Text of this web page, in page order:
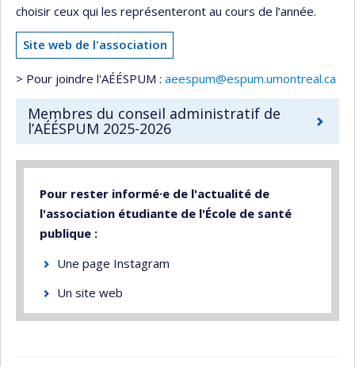
choisir ceux qui les représenteront au cours de l’année.
Site web de l'association
> Pour joindre l'AÉÉSPUM : aeespum@espum.umontreal.ca
Membres du conseil administratif de
l’AÉÉSPUM 2025-2026
Pour rester informé·e de l'actualité de
l'association étudiante de l'École de santé
publique :
Une page Instagram
Un site web